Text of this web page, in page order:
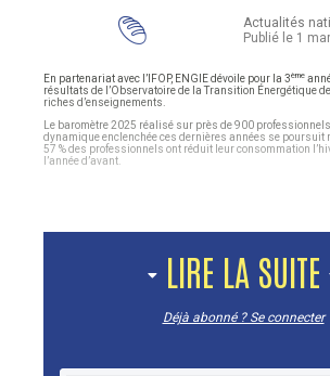
Actualités
Publié le 1
En partenariat avec l’IFOP, ENGIE dévoile pour la 3ème
résultats de l’Observatoire de la Transition Énergétique
riches d’enseignements.
Le baromètre 2025 réalisé sur près de 900
dynamique enclenchée ces dernières années se poursuit
57 % des professionnels ont réduit leur consommation
l’année d’avant.
LIRE LA SUITE
Déjà abonné ? Se connecter